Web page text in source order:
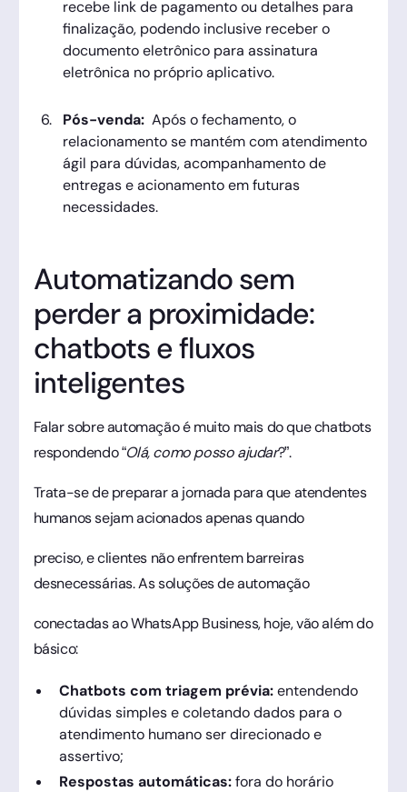
recebe link de pagamento ou detalhes para
finalização, podendo inclusive receber o
documento eletrônico para assinatura
eletrônica no próprio aplicativo.
Pós-venda: Após o fechamento, o
relacionamento se mantém com atendimento
ágil para dúvidas, acompanhamento de
entregas e acionamento em futuras
necessidades.
Automatizando sem
perder a proximidade:
chatbots e fluxos
inteligentes
Falar sobre automação é muito mais do que chatbots
respondendo “Olá, como posso ajudar?”.
Trata-se de preparar a jornada para que atendentes
humanos sejam acionados apenas quando
preciso, e clientes não enfrentem barreiras
desnecessárias. As soluções de automação
conectadas ao WhatsApp Business, hoje, vão além do
básico:
Chatbots com triagem prévia:entendendo
dúvidas simples e coletando dados para o
atendimento humano ser direcionado e
assertivo;
Respostas automáticas:fora do horário